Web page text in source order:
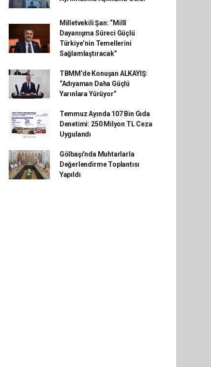
Milletvekili Şan: “Millî
Dayanışma Süreci Güçlü
Türkiye’nin Temellerini
Sağlamlaştıracak”
TBMM’de Konuşan ALKAYIŞ:
“Adıyaman Daha Güçlü
Yarınlara Yürüyor”
Temmuz Ayında 107 Bin Gıda
Denetimi: 250 Milyon TL Ceza
Uygulandı
Gölbaşı'nda Muhtarlarla
Değerlendirme Toplantısı
Yapıldı